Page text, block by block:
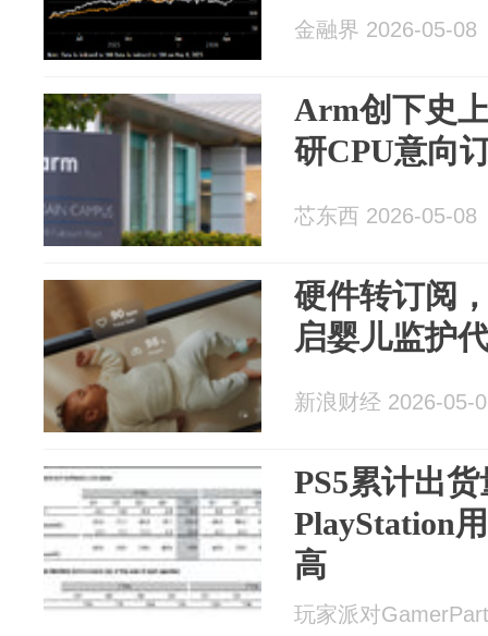
金融界 2026-05-08
Arm创下史
研CPU意向
芯东西 2026-05-08
硬件转订阅
启婴儿监护
新浪财经 2026-05-
PS5累计出
PlayStation
高
玩家派对